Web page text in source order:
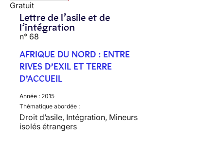
Gratuit
Lettre de l’asile et de
l’intégration
n° 68
AFRIQUE DU NORD : ENTRE
RIVES D’EXIL ET TERRE
D’ACCUEIL
Année : 2015
Thématique abordée :
Droit d’asile, Intégration, Mineurs
isolés étrangers